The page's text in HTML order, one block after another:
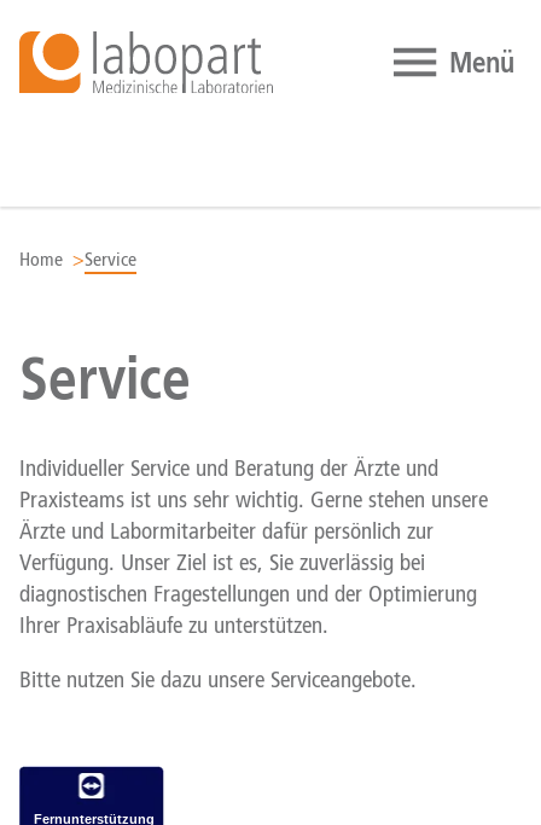
Home Service
Service
Individueller Service und Beratung der Ärzte und
Praxisteams ist uns sehr wichtig. Gerne stehen unsere
Ärzte und Labormitarbeiter dafür persönlich zur
Verfügung. Unser Ziel ist es, Sie zuverlässig bei
diagnostischen Fragestellungen und der Optimierung
Ihrer Praxisabläufe zu unterstützen.
Bitte nutzen Sie dazu unsere Serviceangebote.
Fernunterstützung